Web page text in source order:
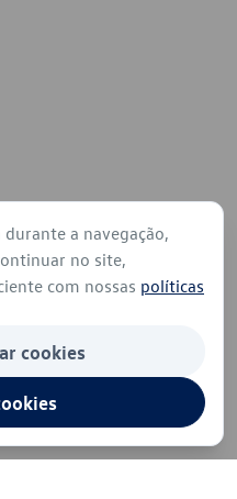
a navegação,
no site,
com nossas políticas
cookies